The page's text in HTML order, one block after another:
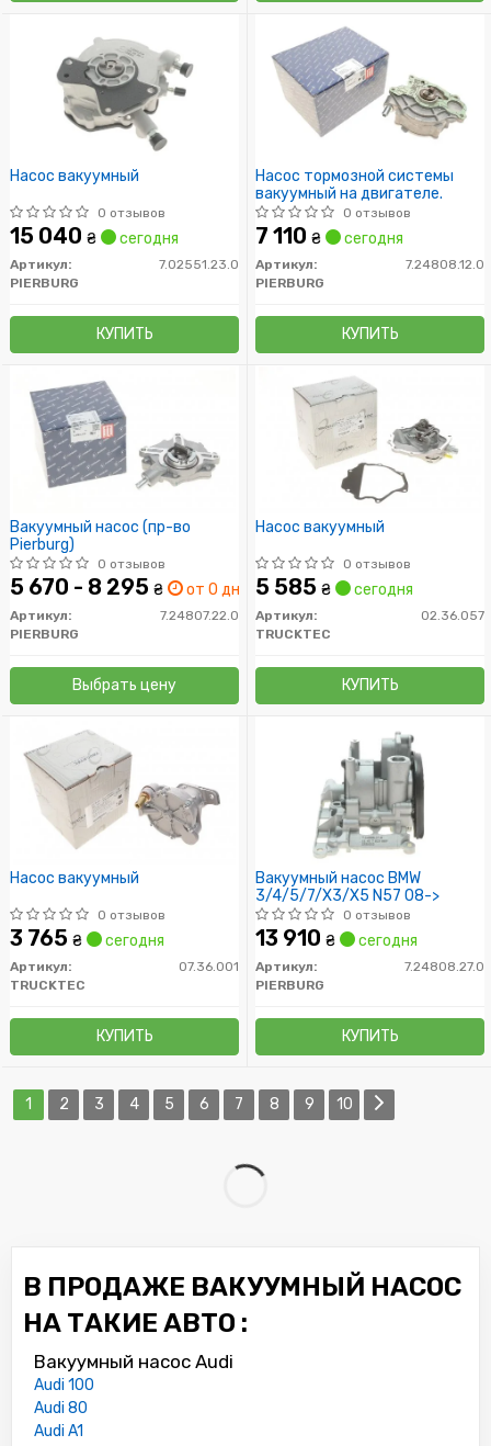
Насос вакуумный
0 отзывов
15 040 ₴ сегодня
Артикул:
7.02551.23.0
PIERBURG
КУПИТЬ
Насос тормозной системы
вакуумный на двигателе.
0 отзывов
7 110 ₴ сегодня
Артикул:
7.24808.12.0
PIERBURG
КУПИТЬ
Вакуумный насос (пр-во
Pierburg)
0 отзывов
5 670 - 8 295 ₴ от 0 дн.
Артикул:
7.24807.22.0
PIERBURG
Выбрать цену
Насос вакуумный
0 отзывов
5 585 ₴ сегодня
Артикул:
02.36.057
TRUCKTEC
КУПИТЬ
Насос вакуумный
0 отзывов
3 765 ₴ сегодня
Артикул:
07.36.001
TRUCKTEC
КУПИТЬ
Вакуумный насос BMW
3/4/5/7/X3/X5 N57 08->
0 отзывов
13 910 ₴ сегодня
Артикул:
7.24808.27.0
PIERBURG
КУПИТЬ
1 2 3 4 5 6 7 8 9 10
В ПРОДАЖЕ ВАКУУМНЫЙ НАСОС
НА ТАКИЕ АВТО :
Вакуумный насос Audi
Audi 100
Audi 80
Audi A1